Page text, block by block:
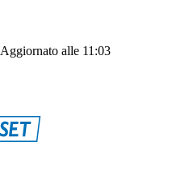
Aggiornato alle 11:03